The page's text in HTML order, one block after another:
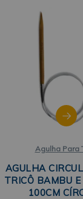
Agulha Para
AGULHA
TRICÔ BAMBU E
100CM